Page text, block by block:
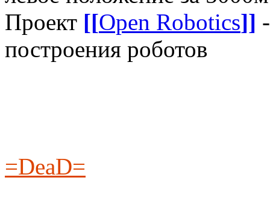
Проект [[Open Robotics]]
построения роботов
=DeaD=